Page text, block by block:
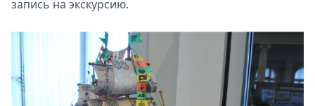
запись на экскурсию.